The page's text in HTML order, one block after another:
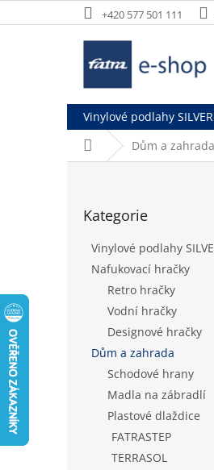
na
+420 577 501 111
Vinylové podlahy
Domů Dům a zahrada
kategorie
Kategorie
Vinylové podlahy
Nafukovací hračky
Retro hračky
Vodní hračky
Designové hračky
Dům a zahrada
Schodové hrany
Madla na zábradlí
Plastové dlaždice
FATRASTEP
TERRASOL